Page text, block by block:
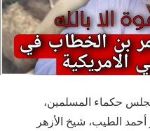
أعرب مجلس حكماء المسلمين،
أحمد الطيب، شيخ الأزهر